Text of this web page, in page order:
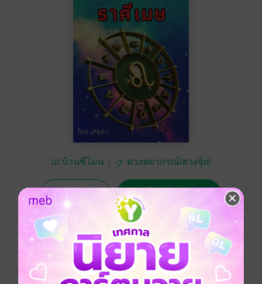
บ้านซีโมน
ดวงพยากรณ์/ฮวงจุ้ย/
ทดลองฟัง ซื้อ 99 บาท
อยากได้ ซื้อเป็นของขวัญ ติดตาม แชร์